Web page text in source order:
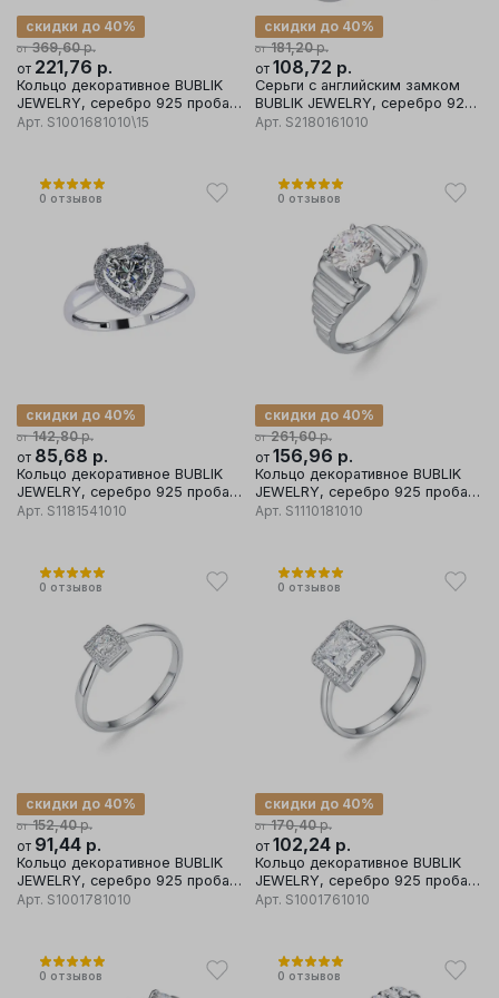
от 369,60р.
скидки до 40%
от 221,76 р.
Кольцо декоративное BUBLIK
JEWELRY, серебро 925 проба,
вставка фианит
Арт. S1001681010\15
от 181,20р.
скидки до 40%
от 108,72 р.
Серьги с английским замком
BUBLIK JEWELRY, серебро 925
проба, вставка фианит
Арт. S2180161010
0 отзывов
от 142,80р.
скидки до 40%
от 85,68 р.
Кольцо декоративное BUBLIK
JEWELRY, серебро 925 проба,
вставка фианит
Арт. S1181541010
0 отзывов
от 261,60р.
скидки до 40%
от 156,96 р.
Кольцо декоративное BUBLIK
JEWELRY, серебро 925 проба,
вставка фианит
Арт. S1110181010
0 отзывов
от 152,40р.
скидки до 40%
от 91,44 р.
Кольцо декоративное BUBLIK
JEWELRY, серебро 925 проба,
вставка фианит
Арт. S1001781010
0 отзывов
от 170,40р.
скидки до 40%
от 102,24 р.
Кольцо декоративное BUBLIK
JEWELRY, серебро 925 проба,
вставка фианит
Арт. S1001761010
0 отзывов 0 отзывов